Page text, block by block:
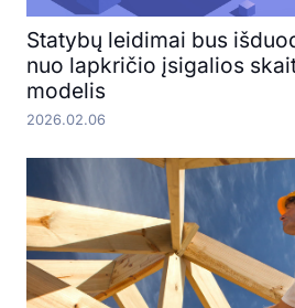
Statybų leidimai bus
nuo lapkričio įsigalios
modelis
2026.02.06